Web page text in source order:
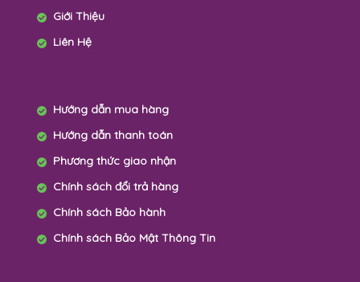
Giới Thiệu
Liên Hệ
Hướng dẫn mua hàng
Hướng dẫn thanh toán
Phương thức giao nhận
Chính sách đổi trả hàng
Chính sách Bảo hành
Chính sách Bảo Mật Thông Tin